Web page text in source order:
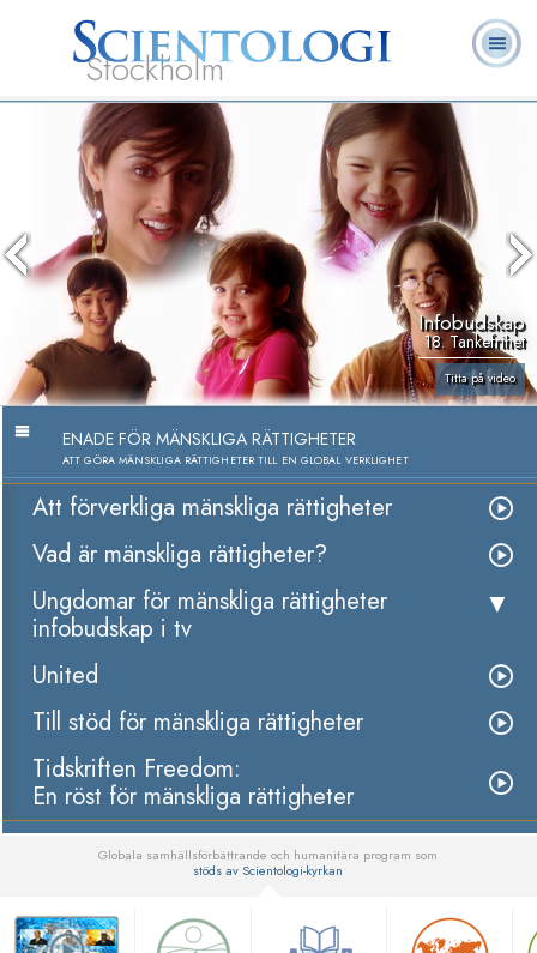
Stockholm
Scientologi?
Frivilligpastorer
Ofta ställda
frågor
Infobudskap
18. Tankefrihet
Titta på video
ENADE FÖR MÄNSKLIGA RÄTTIGHETER
ATT GÖRA MÄNSKLIGA RÄTTIGHETER TILL EN GLOBAL VERKLIGHET
Att förverkliga mänskliga rättigheter
Vad är mänskliga rättigheter?
Ungdomar för mänskliga rättigheter
infobudskap i tv
United
Till stöd för mänskliga rättigheter
Tidskriften Freedom:
En röst för mänskliga rättigheter
Globala samhällsförbättrande och humanitära program som
stöds av Scientologi-kyrkan